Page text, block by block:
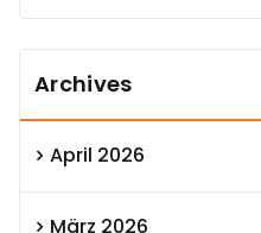
Archives
April 2026
März 2026